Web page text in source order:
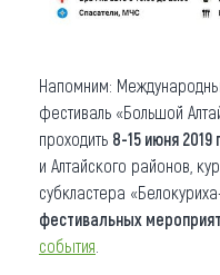
Напомним:
фестиваль «Большой
проходить 8-15 июня 2019
и Алтайского районов,
субкластера
фестивальных
события